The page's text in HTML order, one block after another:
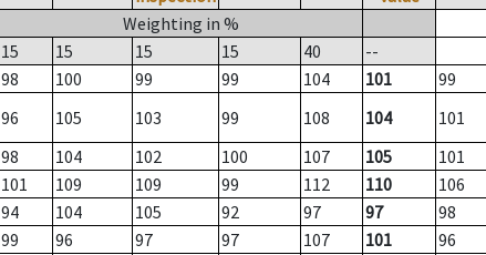
Weighting in %
15
15 15 15 40
--
98 100 99 99 104 101
99
96 105 103 99 108 104
101
98 104 102 100 107 105
101
101 109 109 99 112 110
106
94 104 105 92 97 97
98
99 96 97 97 107 101
96